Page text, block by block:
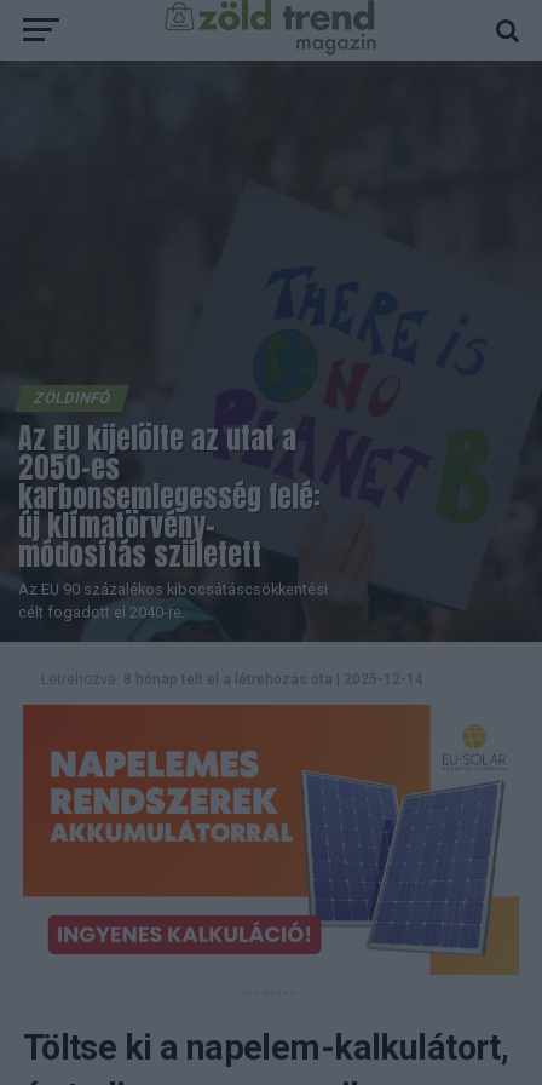
ZÖLDINFÓ
Az EU kijelölte az utat a
2050-es
karbonsemlegesség felé:
új klímatörvény-
módosítás született
Az EU 90 százalékos kibocsátáscsökkentési
célt fogadott el 2040-re.
Létrehozva: 8 hónap telt el a létrehozás óta 2025-12-14
Töltse ki a napelem-kalkulátort,